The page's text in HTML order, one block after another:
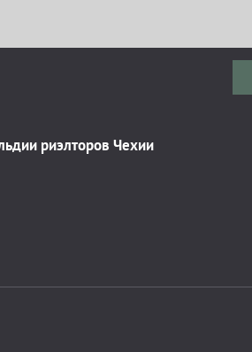
риэлторов Чехии